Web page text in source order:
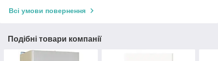
Всі умови повернення
Подібні товари компанії